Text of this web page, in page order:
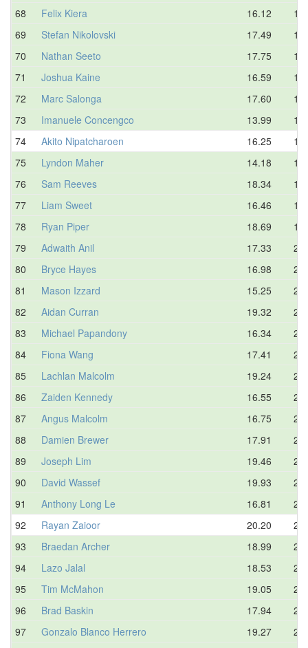
68
Felix Kiera 16.12
69
Stefan Nikolovski 17.49
70
Nathan Seeto 17.75
71
Joshua Kaine 16.59
72
Marc Salonga 17.60
73
Imanuele Concengco 13.99
74
Akito Nipatcharoen 16.25
75
Lyndon Maher 14.18
76
Sam Reeves 18.34
77
Liam Sweet 16.46
78
Ryan Piper 18.69
79
Adwaith Anil 17.33
80
Bryce Hayes 16.98
81
Mason Izzard 15.25
82
Aidan Curran 19.32
83
Michael Papandony 16.34
84
Fiona Wang 17.41
85
Lachlan Malcolm 19.24
86
Zaiden Kennedy 16.55
87
Angus Malcolm 16.75
88
Damien Brewer 17.91
89
Joseph Lim 19.46
90
David Wassef 19.93
91
Anthony Long Le 16.81
92
Rayan Zaioor 20.20
93
Braedan Archer 18.99
94
Lazo Jalal 18.53
95
Tim McMahon 19.05
96
Brad Baskin 17.94
97
Gonzalo Blanco Herrero 19.27